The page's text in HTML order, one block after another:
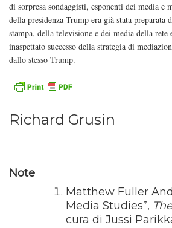
di sorpresa sondaggisti, esponenti dei media e
della presidenza Trump era già stata preparata
stampa, della televisione e dei media della rete
inaspettato successo della strategia di
dallo stesso Trump.
Richard Grusin
Note
Matthew Fuller
Media Studies”,
cura di Jussi